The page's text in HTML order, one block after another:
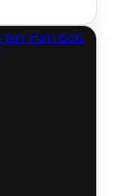
de discuter
Fisher,…